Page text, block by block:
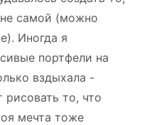
самой (можно
Иногда я
портфели на
вздыхала -
то, что
мечта тоже